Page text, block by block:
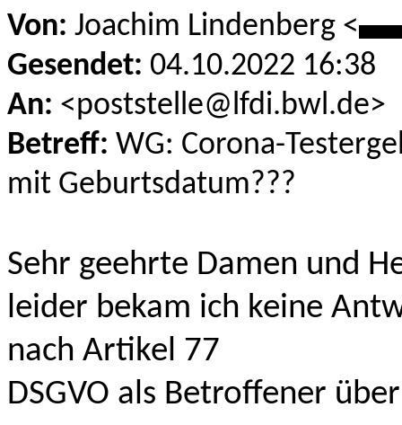
Von: Joachim Lindenberg <
Gesendet: 04.10.2022 16:38
An: <poststelle@lfdi.bwl.de>
Betreff: WG: Corona-
mit Geburtsdatum???
Sehr geehrte Damen und
leider bekam ich keine
nach Artikel 77
DSGVO als Betroffener